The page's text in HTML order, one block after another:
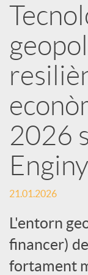
b
l
i
c
a
d
o
2026
21.01.2026
L'entorn
financer)
fortament